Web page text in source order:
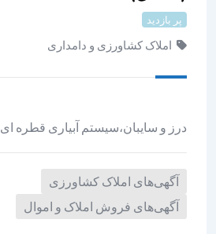
پر بازدید
املاک کشاورزی و دامداری
درز و سایبان،سیستم آبیاری قطره ای
آگهی‌های املاک کشاورزی
آگهی‌های فروش املاک و اموال